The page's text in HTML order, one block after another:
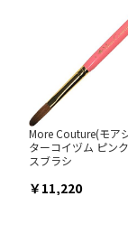
More Couture(モア
ターコイヅム ピン
スブラシ
11,220